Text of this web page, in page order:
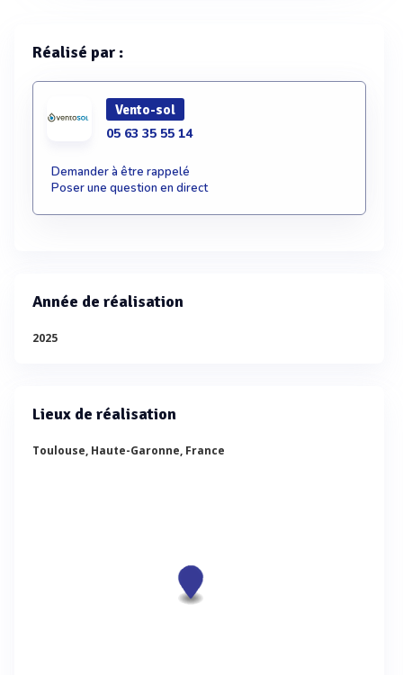
Réalisé par :
Vento-sol
05 63 35 55 14
Demander à être rappelé
Poser une question en direct
Année de réalisation
2025
Lieux de réalisation
Toulouse, Haute-Garonne, France